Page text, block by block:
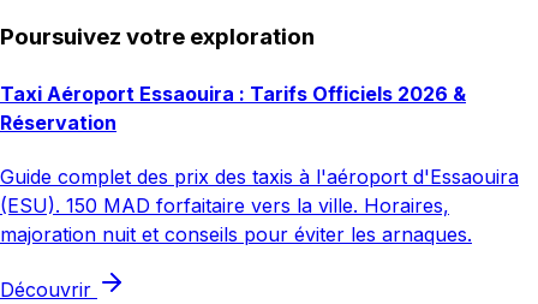
Poursuivez votre exploration
Taxi Aéroport Essaouira : Tarifs Officiels 2026 &
Réservation
Guide complet des prix des taxis à l'aéroport d'Essaouira
(ESU). 150 MAD forfaitaire vers la ville. Horaires,
majoration nuit et conseils pour éviter les arnaques.
Découvrir